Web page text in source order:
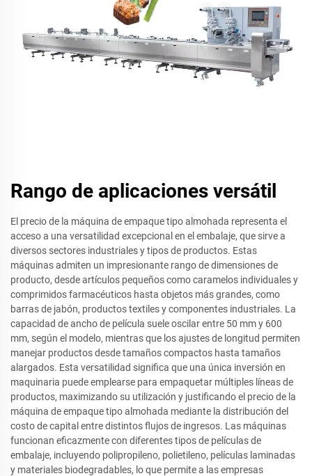
Rango de aplicaciones versátil
El precio de la máquina de empaque tipo almohada representa el
acceso a una versatilidad excepcional en el embalaje, que sirve a
diversos sectores industriales y tipos de productos. Estas
máquinas admiten un impresionante rango de dimensiones de
producto, desde artículos pequeños como caramelos individuales y
comprimidos farmacéuticos hasta objetos más grandes, como
barras de jabón, productos textiles y componentes industriales. La
capacidad de ancho de película suele oscilar entre 50 mm y 600
mm, según el modelo, mientras que los ajustes de longitud permiten
manejar productos desde tamaños compactos hasta tamaños
alargados. Esta versatilidad significa que una única inversión en
maquinaria puede emplearse para empaquetar múltiples líneas de
productos, maximizando su utilización y justificando el precio de la
máquina de empaque tipo almohada mediante la distribución del
costo de capital entre distintos flujos de ingresos. Las máquinas
funcionan eficazmente con diferentes tipos de películas de
embalaje, incluyendo polipropileno, polietileno, películas laminadas
y materiales biodegradables, lo que permite a las empresas